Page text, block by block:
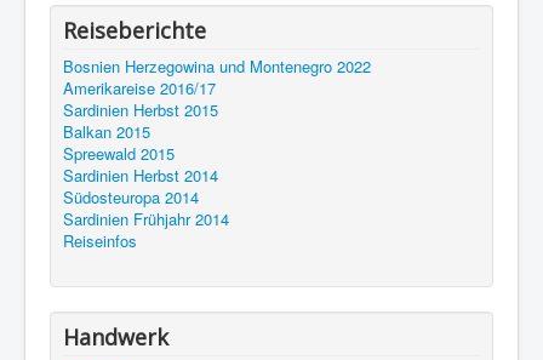
Reiseberichte
Bosnien Herzegowina und Montenegro 2022
Amerikareise 2016/17
Sardinien Herbst 2015
Balkan 2015
Spreewald 2015
Sardinien Herbst 2014
Südosteuropa 2014
Sardinien Frühjahr 2014
Reiseinfos
Handwerk